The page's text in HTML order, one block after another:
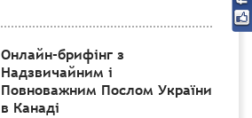
Онлайн-брифінг з
Надзвичайним і
Повноважним Послом України
в Канаді